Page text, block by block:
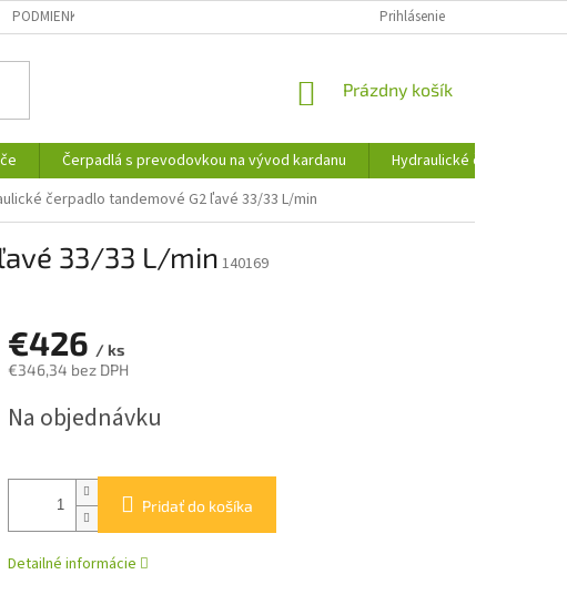
PODMIENKY OCHRANY OSOBNÝCH ÚDAJOV INFORMÁCIE O SÚBOROCH COOKIES
Prihlásenie
NÁKUPNÝ
Prázdny košík
Čerpadlá s prevodovkou na vývod kardanu
Hydraulické čerpadlá
čerpadlo tandemové G2 ľavé 33/33 L/min
33/33 L/min 140169
€426 / ks
€346,34 bez DPH
cena:
Na objednávku
Pridať do košíka
Detailné informácie